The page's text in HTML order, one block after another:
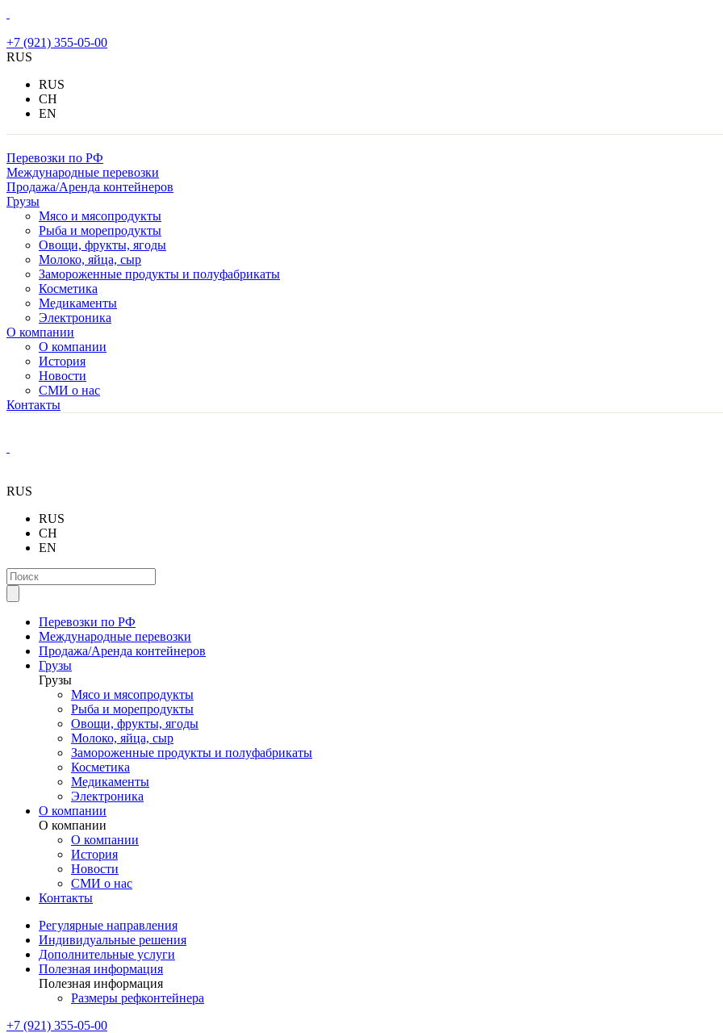
+7 (921) 355-05-00
RUS
RUS
CH
EN
Перевозки по РФ
Международные перевозки
Продажа/Аренда контейнеров
Грузы
Мясо и мясопродукты
Рыба и морепродукты
Овощи, фрукты, ягоды
Молоко, яйца, сыр
Замороженные продукты и полуфабрикаты
Косметика
Медикаменты
Электроника
О компании
О компании
История
Новости
СМИ о нас
Контакты
RUS
RUS
CH
EN
Перевозки по РФ
Международные перевозки
Продажа/Аренда контейнеров
Грузы
Грузы
Мясо и мясопродукты
Рыба и морепродукты
Овощи, фрукты, ягоды
Молоко, яйца, сыр
Замороженные продукты и полуфабрикаты
Косметика
Медикаменты
Электроника
О компании
О компании
О компании
История
Новости
СМИ о нас
Контакты
Регулярные направления
Индивидуальные решения
Дополнительные услуги
Полезная информация
Полезная информация
Размеры рефконтейнера
+7 (921) 355-05-00